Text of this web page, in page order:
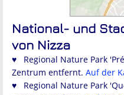
National- und
von Nizza
♥ Regional Nature Park
Zentrum entfernt. Auf der
♥ Regional Nature Park